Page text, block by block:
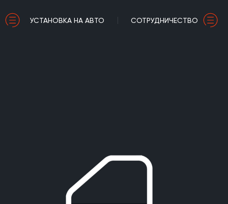
УСТАНОВКА НА АВТО СОТРУДНИЧЕСТВО